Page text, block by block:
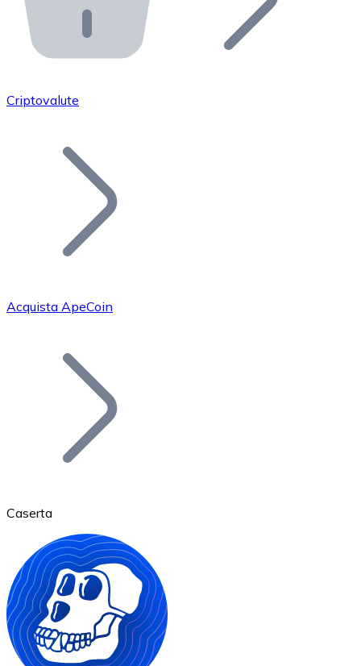
API Bitnovo
Integra la nostra API nel tuo ecosistema.
Unisciti alla nostra rete di rivenditori e
Aggiungi il token del tuo progetto al nostro servizio di
Bitcoin
Ethereum
ETH
Criptovalute
Acquista ApeCoin
Caserta